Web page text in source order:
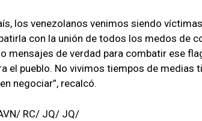
los venezolanos venimos siendo
con la unión de todos los medos de
mensajes de verdad para combatir ese
el pueblo. No vivimos tiempos de medias
negociar”, recalcó.
RC/ JQ/ JQ/